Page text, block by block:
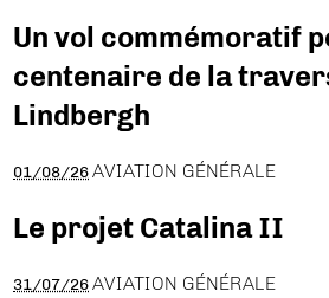
Un vol commémoratif
centenaire de la
Lindbergh
01/08/26 AVIATION GÉNÉRALE
Le projet Catalina II
31/07/26 AVIATION GÉNÉRALE